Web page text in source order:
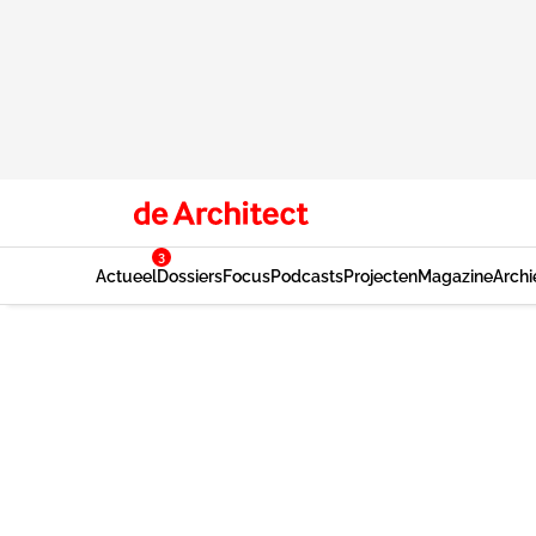
Actueel
3
DossiersFocusPodcastsProjectenMagazine